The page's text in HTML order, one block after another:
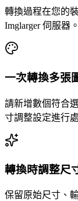
轉換過程在您的
Imglarger 伺服器。
一次轉換多張
請新增數個符合
寸調整設定進行
轉換時調整尺
保留原始尺寸、